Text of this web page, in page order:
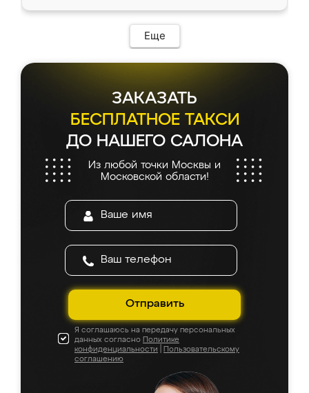
мебель сразу встала на свое место без
каких-либо доработок. Качеством осталась
довольна, все выглядит так, как и ожидала.
Еще
ЗАКАЗАТЬ
БЕСПЛАТНОЕ ТАКСИ
ДО НАШЕГО САЛОНА
Из любой точки Москвы и
Московской области!
Отправить
Я соглашаюсь на передачу персональных
данных согласно Политике
конфиденциальности
Пользовательскому
соглашению